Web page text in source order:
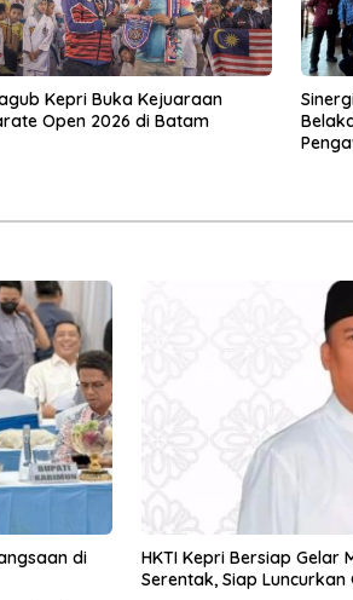
Kepri Buka Kejuaraan
Open 2026 di Batam
di
HKTI Kepri Bersiap Gelar
Serentak, Siap